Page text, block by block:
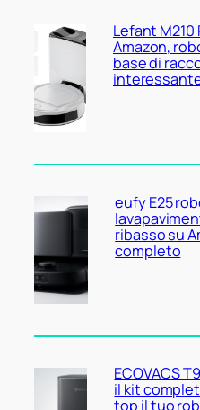
Lefant M210
Amazon,
base di
eufy E25
ribasso su
completo
ECOVACS
il kit
top il tuo